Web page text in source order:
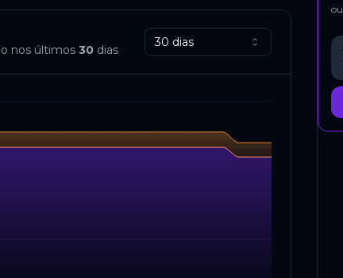
nos últimos 30 dias
30 dias
ou